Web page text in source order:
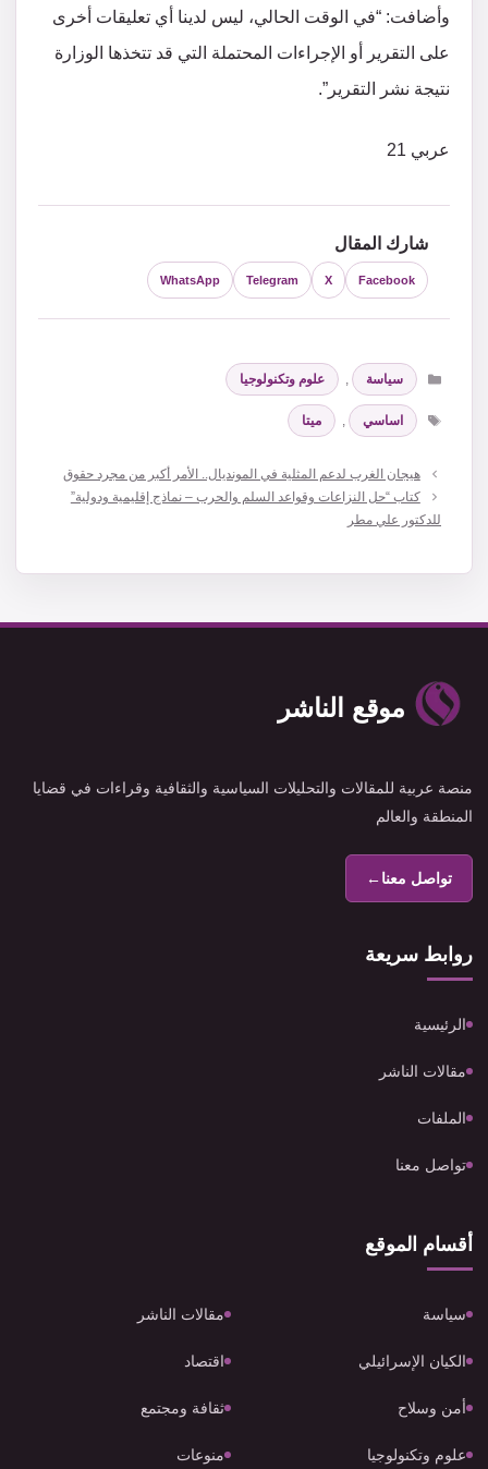
وأضافت: “في الوقت الحالي، ليس لدينا أي تعليقات أخرى
على التقرير أو الإجراءات المحتملة التي قد تتخذها الوزارة
نتيجة نشر التقرير”.
عربي 21
شارك المقال
Facebook
X
Telegram
WhatsApp
التصنيفات
سياسة ,
علوم وتكنولوجيا
الوسوم
اساسي , ميتا
هيجان الغرب لدعم المثلية في المونديال.. الأمر أكبر من مجرد حقوق
كتاب “حل النزاعات وقواعد السلم والحرب – نماذج إقليمية ودولية”
للدكتور علي مطر
موقع الناشر
منصة عربية للمقالات والتحليلات السياسية والثقافية وقراءات في قضايا
المنطقة والعالم
تواصل معنا←
روابط سريعة
الرئيسية
مقالات الناشر
الملفات
تواصل معنا
أقسام الموقع
سياسة مقالات الناشر
الكيان الإسرائيلي اقتصاد
أمن وسلاح ثقافة ومجتمع
علوم وتكنولوجيا منوعات